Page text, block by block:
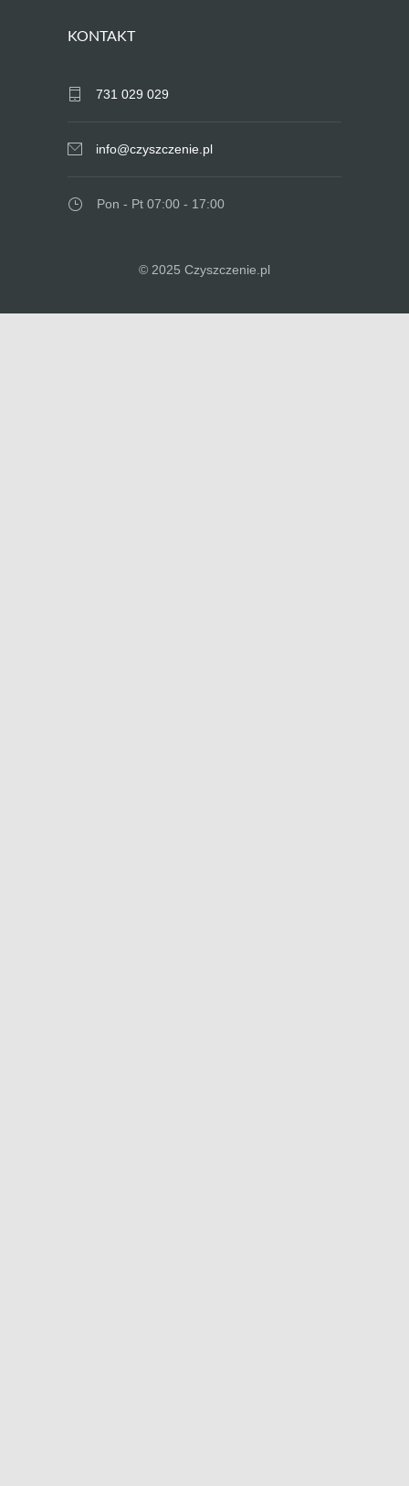
KONTAKT
731 029 029
info@czyszczenie.pl
Pon - Pt 07:00 - 17:00
© 2025 Czyszczenie.pl